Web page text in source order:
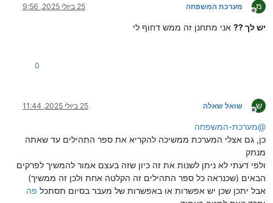
מ
מנותק
מערכת המשפחה 25 ביולי 2025, 9:56
יש לך ?? אני מתחנן זה ממש דחוף לי
0
ש
מנותק
שואל שאלה 25 ביולי 2025, 11:44
@מערכת-המשפחה
כן, גם אצלי המערכת ממשיכה להקריא את ספר התהילים עד שאתה
מנתק
ולפי דעתי לא ניתן לשנות את זה כיון שזה בעצם אמור להמשיך לפרקים
הבאים (שכנראה כל ספר התהילים זה הקלטה אחת ולכן זה ממשיך)
אבל יתכן שכן יש אפשרות או באפשרות של מעבר בסיום תסתכל פה